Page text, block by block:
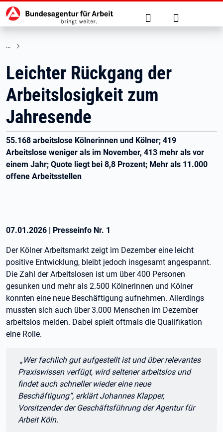
zu den Hauptinhalten springen
Hauptnavigation Suche Anmelden
Leichter Rückgang der
Arbeitslosigkeit zum
Jahresende
55.168 arbeitslose Kölnerinnen und Kölner; 419
Arbeitslose weniger als im November, 413 mehr als vor
einem Jahr; Quote liegt bei 8,8 Prozent; Mehr als 11.000
offene Arbeitsstellen
07.01.2026 | Presseinfo Nr. 1
Der Kölner Arbeitsmarkt zeigt im Dezember eine leicht
positive Entwicklung, bleibt jedoch insgesamt angespannt.
Die Zahl der Arbeitslosen ist um über 400 Personen
gesunken und mehr als 2.500 Kölnerinnen und Kölner
konnten eine neue Beschäftigung aufnehmen. Allerdings
mussten sich auch über 3.000 Menschen im Dezember
arbeitslos melden. Dabei spielt oftmals die Qualifikation
eine Rolle.
Zitat:
„Wer fachlich gut aufgestellt ist und über relevantes
Praxiswissen verfügt, wird seltener arbeitslos und
findet auch schneller wieder eine neue
Beschäftigung“, erklärt Johannes Klapper,
Vorsitzender der Geschäftsführung der Agentur für
Arbeit Köln.